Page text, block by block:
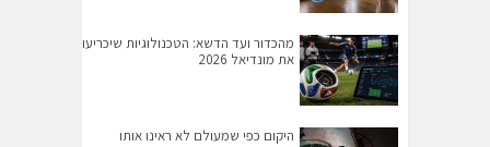
מהכדור ועד הדשא: הטכנולוגיות שיכריעו
את מונדיאל 2026
היקום כפי שמעולם לא ראינו אותו